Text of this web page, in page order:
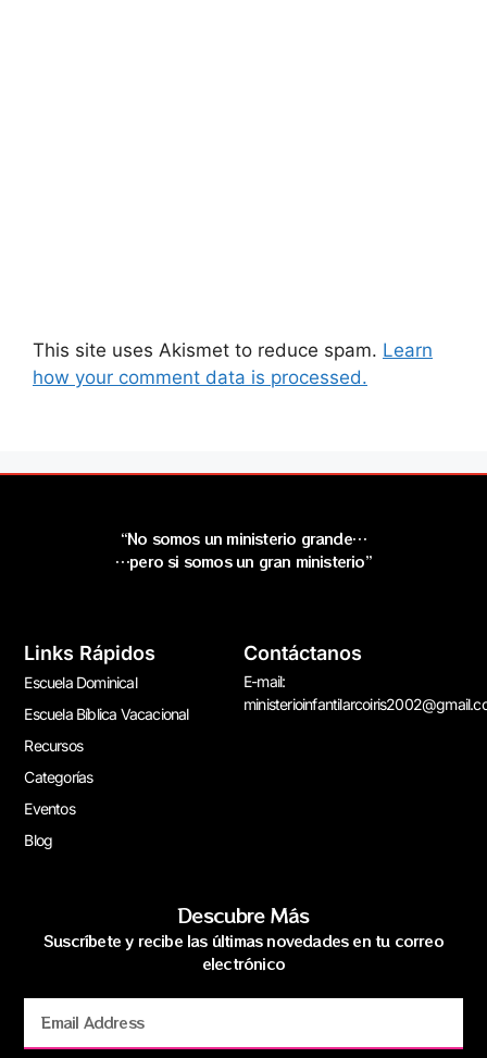
This site uses Akismet to reduce spam. Learn
how your comment data is processed.
“No somos un ministerio grande…
…pero si somos un gran ministerio”
Links Rápidos
Escuela Dominical
Escuela Bíblica Vacacional
Recursos
Categorías
Eventos
Blog
Contáctanos
E-mail:
Descubre Más
Suscríbete y recibe las últimas novedades en tu correo
electrónico